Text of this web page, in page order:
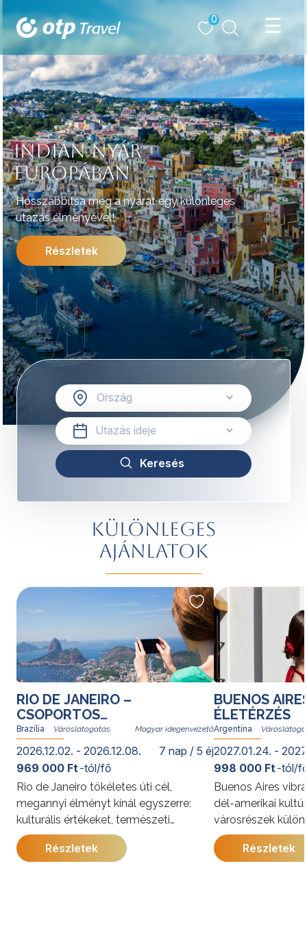
0
INDIÁN NYÁR
EURÓPÁBAN
Hosszabbítsa meg a nyarat egy különleges
utazás élményével!
Részletek
Különleges
ajánlatok
RIO DE JANEIRO –
CSOPORTOS
VÁROSLÁTOGATÁS
Brazília Magyar idegenvezető
2026.12.02. - 2026.12.08. 7 nap / 5 éj
Rio de Janeiro tökéletes úti cél,
megannyi élményt kínál egyszerre:
kulturális értékeket, természeti
kincseket, világhírű strandokat, a
szambát és a bossanovát, izgalmas
969 000 Ft-tól/fő
Részletek
BUENOS
ÉLETÉRZÉS
Argentína
2027.01.24. -
Buenos Aires
dél-amerikai
városrészek
kínálja. A program
megismerkedhet
998 000 Ft-tól/
Részletek